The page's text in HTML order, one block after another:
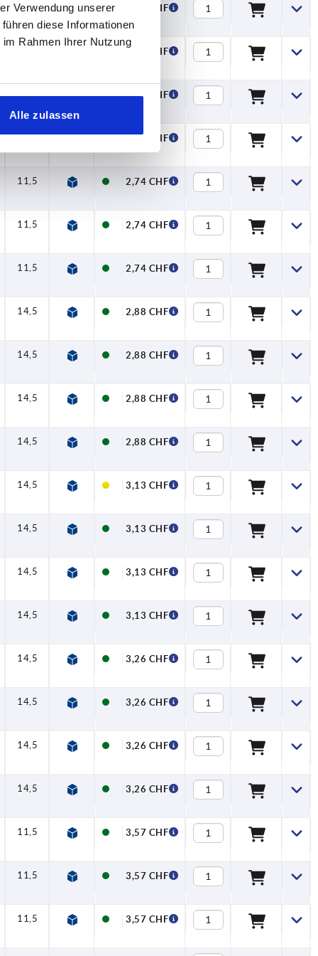
Verwendung unserer
diese Informationen
Rahmen Ihrer Nutzung
Alle zulassen
11,5 2,38 CHF
2,38 CHF
11,5 2,38 CHF
11,5 2,74 CHF
11,5 2,74 CHF
11,5 2,74 CHF
11,5 2,74 CHF
14,5 2,88 CHF
14,5 2,88 CHF
14,5 2,88 CHF
14,5 2,88 CHF
14,5 3,13 CHF
14,5 3,13 CHF
14,5 3,13 CHF
14,5 3,13 CHF
14,5 3,26 CHF
14,5 3,26 CHF
14,5 3,26 CHF
14,5 3,26 CHF
11,5 3,57 CHF
11,5 3,57 CHF
11,5 3,57 CHF